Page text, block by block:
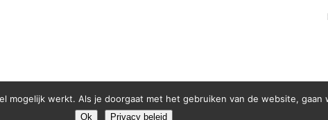
mogelijk werkt. Als je doorgaat met het gebruiken van de website,
Ok Privacy beleid